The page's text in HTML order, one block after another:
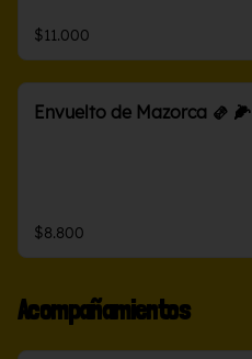
$11.000
Envuelto de Mazorca 🫔 🌽
$8.800
Acompañamientos